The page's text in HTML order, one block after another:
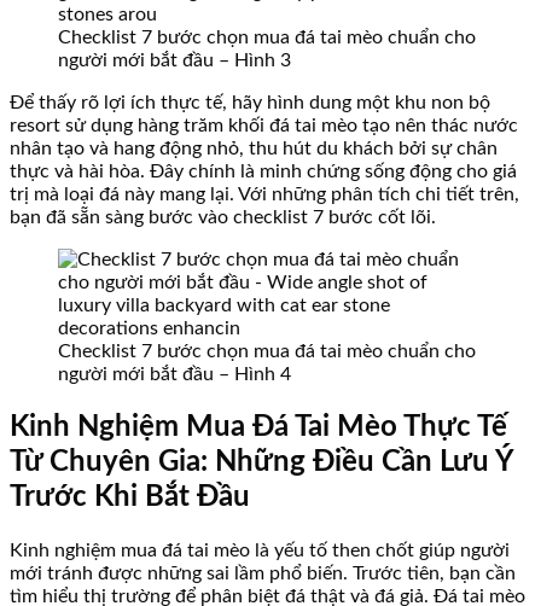
Checklist 7 bước chọn mua đá tai mèo chuẩn cho
người mới bắt đầu – Hình 3
Để thấy rõ lợi ích thực tế, hãy hình dung một khu non bộ
resort sử dụng hàng trăm khối đá tai mèo tạo nên thác nước
nhân tạo và hang động nhỏ, thu hút du khách bởi sự chân
thực và hài hòa. Đây chính là minh chứng sống động cho giá
trị mà loại đá này mang lại. Với những phân tích chi tiết trên,
bạn đã sẵn sàng bước vào checklist 7 bước cốt lõi.
Checklist 7 bước chọn mua đá tai mèo chuẩn cho
người mới bắt đầu – Hình 4
Kinh Nghiệm Mua Đá Tai Mèo Thực Tế
Từ Chuyên Gia: Những Điều Cần Lưu Ý
Trước Khi Bắt Đầu
Kinh nghiệm mua đá tai mèo là yếu tố then chốt giúp người
mới tránh được những sai lầm phổ biến. Trước tiên, bạn cần
tìm hiểu thị trường để phân biệt đá thật và đá giả. Đá tai mèo